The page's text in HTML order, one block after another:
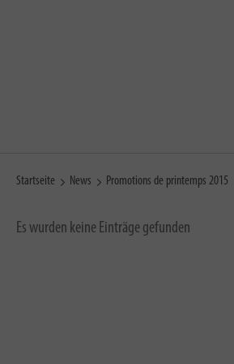
Startseite News Promotions de printemps 2015
Es wurden keine Einträge gefunden